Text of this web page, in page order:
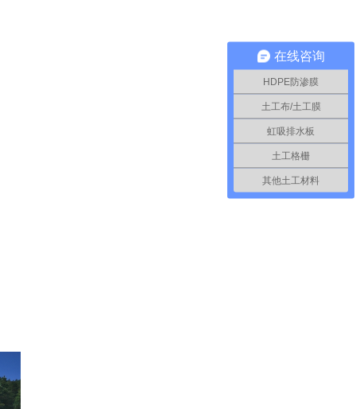
在线咨询
HDPE防渗膜
土工布/土工膜
虹吸排水板
土工格栅
其他土工材料